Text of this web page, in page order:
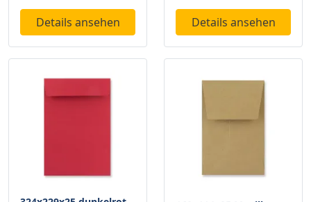
Details ansehen Details ansehen